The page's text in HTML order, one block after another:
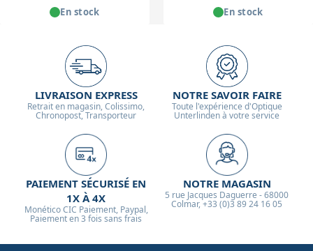
En stock En stock
LIVRAISON EXPRESS
Retrait en magasin, Colissimo,
Chronopost, Transporteur
NOTRE SAVOIR FAIRE
Toute l'expérience d'Optique
Unterlinden à votre service
PAIEMENT SÉCURISÉ EN
1X À 4X
Monético CIC Paiement, Paypal,
Paiement en 3 fois sans frais
NOTRE MAGASIN
5 rue Jacques Daguerre - 68000
Colmar, +33 (0)3 89 24 16 05